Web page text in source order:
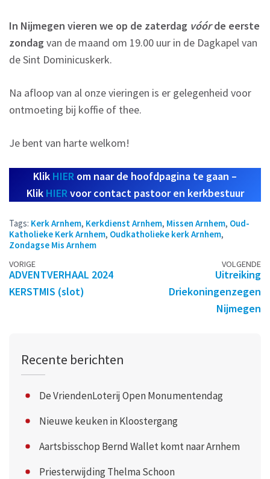
In Nijmegen vieren we op de zaterdag vóórde eerste
zondag van de maand om 19.00 uur in de Dagkapel van
de Sint Dominicuskerk.
Na afloop van al onze vieringen is er gelegenheid voor
ontmoeting bij koffie of thee.
Je bent van harte welkom!
Klik HIER om naar de hoofdpagina te gaan –
Klik HIERvoor contact pastoor en kerkbestuur
Tags: Kerk Arnhem, Kerkdienst Arnhem, Missen Arnhem, Oud-
Katholieke Kerk Arnhem, Oudkatholieke kerk Arnhem,
Zondagse Mis Arnhem
Berichtennavigatie
VORIGE
ADVENTVERHAAL 2024
KERSTMIS (slot)
VOLGENDE
Uitreiking
Driekoningenzegen
Nijmegen
Recente berichten
De VriendenLoterij Open Monumentendag
Nieuwe keuken in Kloostergang
Aartsbisschop Bernd Wallet komt naar Arnhem
Priesterwijding Thelma Schoon